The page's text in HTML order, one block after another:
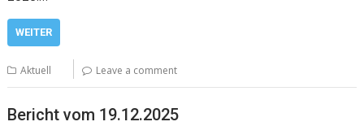
WEITER
Aktuell Leave a comment
Bericht vom 19.12.2025